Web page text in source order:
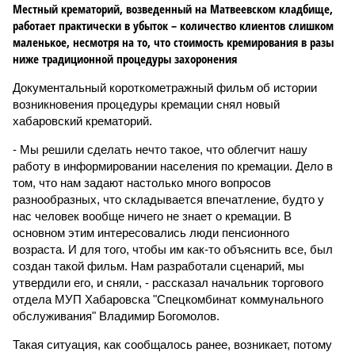
Местный крематорий, возведенный на Матвеевском кладбище,
работает практически в убыток – количество клиентов слишком
маленькое, несмотря на то, что стоимость кремирования в разы
ниже традиционной процедуры захоронения
Документальный короткометражный фильм об истории
возникновения процедуры кремации снял новый
хабаровский крематорий.
- Мы решили сделать нечто такое, что облегчит нашу
работу в информировании населения по кремации. Дело в
том, что нам задают настолько много вопросов
разнообразных, что складывается впечатление, будто у
нас человек вообще ничего не знает о кремации. В
основном этим интересовались люди пенсионного
возраста. И для того, чтобы им как-то объяснить все, был
создан такой фильм. Нам разработали сценарий, мы
утвердили его, и сняли, - рассказал начальник торгового
отдела МУП Хабаровска "Спецкомбинат коммунального
обслуживания" Владимир Богомолов.
Такая ситуация, как сообщалось ранее, возникает, потому